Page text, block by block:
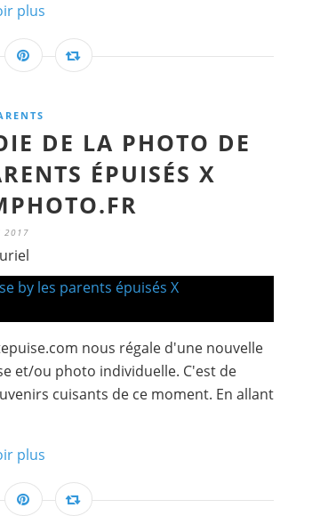
plus
DE LA PHOTO DE
ÉPUISÉS X
2017
nous régale d'une nouvelle
et/ou photo individuelle. C'est de
cuisants de ce moment. En allant
plus